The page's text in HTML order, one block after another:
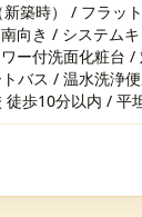
築時） / フラッ
向き / システム
ー付洗面化粧台
バス / 温水洗浄
歩10分以内 / 平